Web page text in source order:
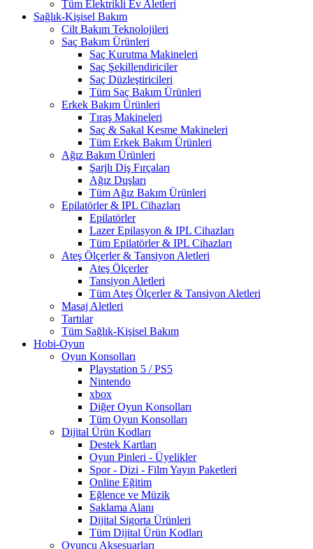
Tüm Elektrikli Ev Aletleri
Sağlık-Kişisel Bakım
Cilt Bakım Teknolojileri
Saç Bakım Ürünleri
Saç Kurutma Makineleri
Saç Şekillendiriciler
Saç Düzleştiricileri
Tüm Saç Bakım Ürünleri
Erkek Bakım Ürünleri
Tıraş Makineleri
Saç & Sakal Kesme Makineleri
Tüm Erkek Bakım Ürünleri
Ağız Bakım Ürünleri
Şarjlı Diş Fırçaları
Ağız Duşları
Tüm Ağız Bakım Ürünleri
Epilatörler & IPL Cihazları
Epilatörler
Lazer Epilasyon & IPL Cihazları
Tüm Epilatörler & IPL Cihazları
Ateş Ölçerler & Tansiyon Aletleri
Ateş Ölçerler
Tansiyon Aletleri
Tüm Ateş Ölçerler & Tansiyon Aletleri
Masaj Aletleri
Tartılar
Tüm Sağlık-Kişisel Bakım
Hobi-Oyun
Oyun Konsolları
Playstation 5 / PS5
Nintendo
xbox
Diğer Oyun Konsolları
Tüm Oyun Konsolları
Dijital Ürün Kodları
Destek Kartları
Oyun Pinleri - Üyelikler
Spor - Dizi - Film Yayın Paketleri
Online Eğitim
Eğlence ve Müzik
Saklama Alanı
Dijital Sigorta Ürünleri
Tüm Dijital Ürün Kodları
Oyuncu Aksesuarları